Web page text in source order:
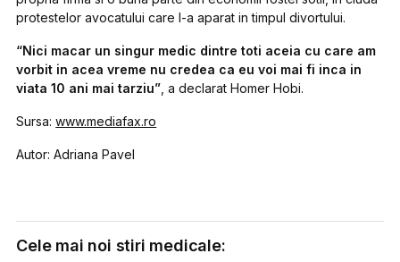
protestelor avocatului care l-a aparat in timpul divortului.
“Nici macar un singur medic dintre toti aceia cu care am
vorbit in acea vreme nu credea ca eu voi mai fi inca in
viata 10 ani mai tarziu” , a declarat Homer Hobi.
Sursa:www.mediafax.ro
Autor: Adriana Pavel
Cele mai noi stiri medicale: